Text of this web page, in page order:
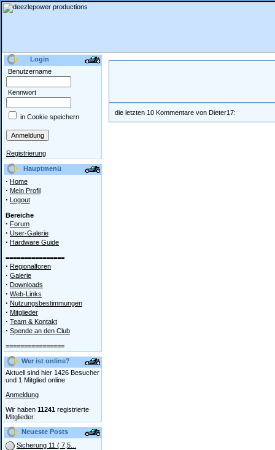
Login
Benutzername
Kennwort
in Cookie speichern
Registrierung
Hauptmenü
· Home
· Mein Profil
· Logout
Bereiche
· Forum
· User-Galerie
· Hardware Guide
================
· Regionalforen
· Galerie
· Downloads
· Web-Links
· Nutzungsbestimmungen
· Mitglieder
· Team & Kontakt
· Spende an den Club
================
Wer ist online?
Aktuell sind hier 1426 Besucher
und 1 Mitglied online
Anmeldung
Wir haben 11241 registrierte
Mitglieder.
Neueste Posts
Sicherung 11 ( 7,5...
die letzten 10 Kommentare von Dieter17: